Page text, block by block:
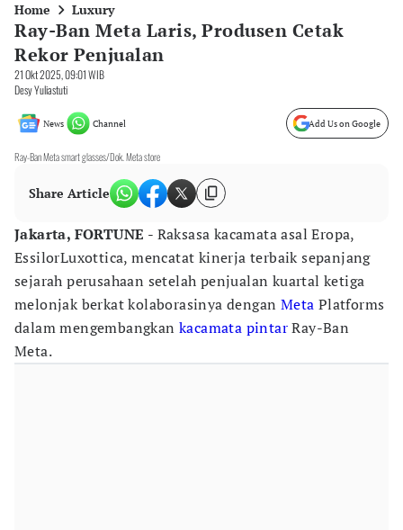
Home Luxury
Ray-Ban Meta Laris, Produsen Cetak
Rekor Penjualan
21 Okt 2025, 09:01 WIB
Desy Yuliastuti
News Channel Add Us on Google
Ray-Ban Meta smart glasses/Dok. Meta store
Share Article
Jakarta, FORTUNE - Raksasa kacamata asal Eropa,
EssilorLuxottica, mencatat kinerja terbaik sepanjang
sejarah perusahaan setelah penjualan kuartal ketiga
melonjak berkat kolaborasinya dengan Meta Platforms
dalam mengembangkan kacamata pintarRay-Ban
Meta.